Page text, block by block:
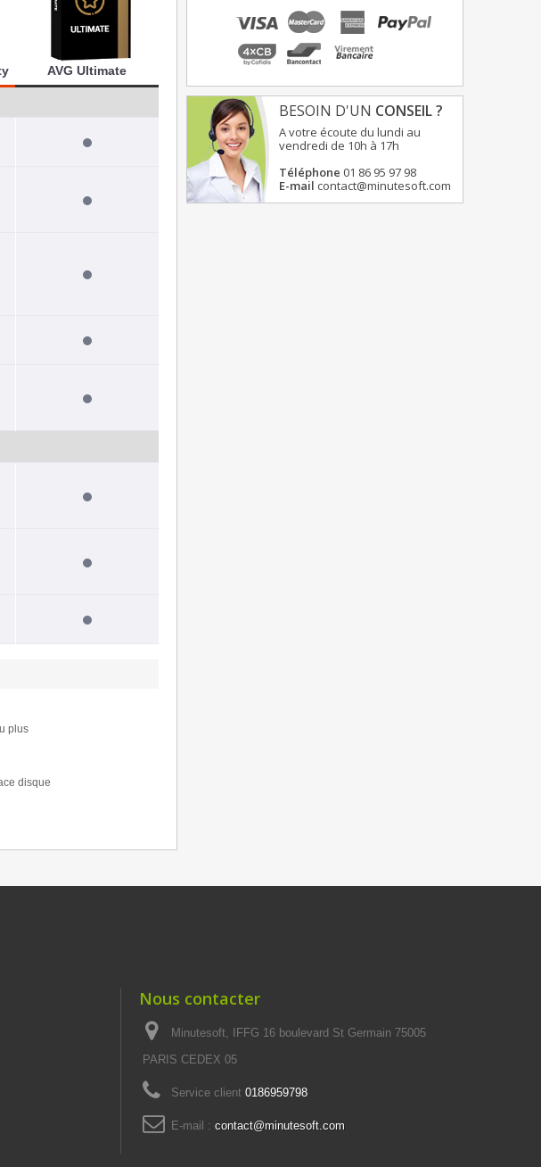
AVG Ultimate
plus
disque
BESOIN D'UN CONSEIL ?
A votre écoute du lundi au
vendredi de 10h à 17h
Téléphone 01 86 95 97 98
E-mail contact@minutesoft.com
Nous contacter
Minutesoft, IFFG 16 boulevard St Germain 75005
PARIS CEDEX 05
Service client 0186959798
E-mail : contact@minutesoft.com